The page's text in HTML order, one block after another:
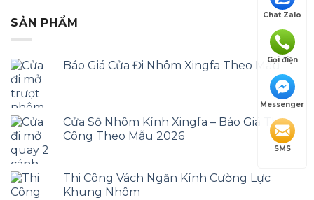
SẢN PHẨM
Báo Giá Cửa Đi Nhôm Xingfa Theo Mẫu
Cửa Sổ Nhôm Kính Xingfa – Báo Giá Thi
Công Theo Mẫu 2026
Thi Công Vách Ngăn Kính Cường Lực
Khung Nhôm
Chat Zalo
Gọi điện
Messenger
SMS